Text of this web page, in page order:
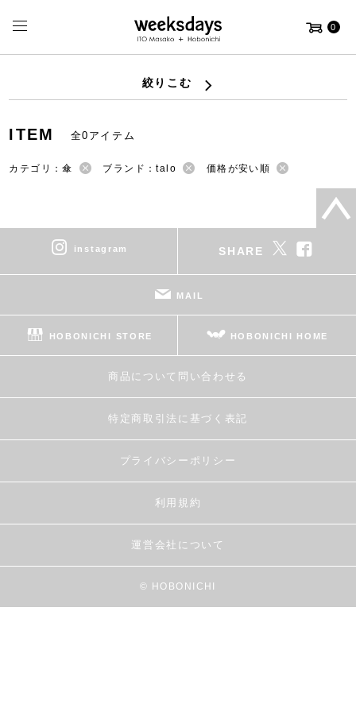
0
絞りこむ
ITEM 全0アイテム
カテゴリ：傘 ブランド：talo 価格が安い順
instagram SHARE
MAIL
HOBONICHI STORE HOBONICHI HOME
商品について問い合わせる
特定商取引法に基づく表記
プライバシーポリシー
利用規約
運営会社について
© HOBONICHI